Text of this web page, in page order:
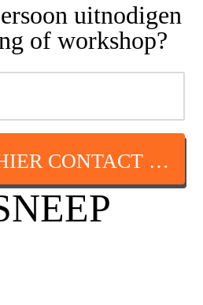
uitnodigen
of workshop?
NEEM DAN HIER CONTACT OP